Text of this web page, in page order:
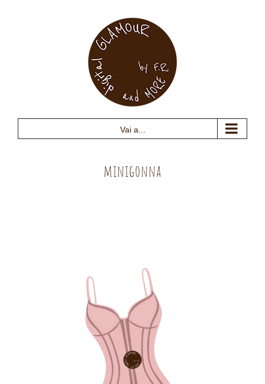
Vai a...
minigonna